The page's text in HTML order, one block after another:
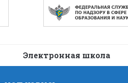
Электронная школа